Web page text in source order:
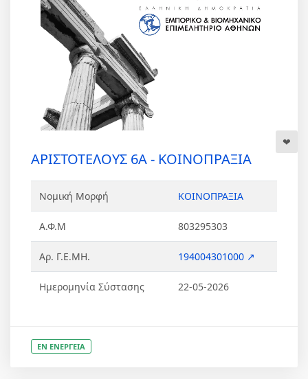
ΑΡΙΣΤΟΤΕΛΟΥΣ 6Α - ΚΟΙΝΟΠΡΑΞΙΑ
Νομική Μορφή ΚΟΙΝΟΠΡΑΞΙΑ
Α.Φ.Μ 803295303
Αρ. Γ.Ε.ΜΗ. 194004301000 ↗
Ημερομηνία Σύστασης 22-05-2026
ΕΝ ΕΝΕΡΓΕΙΑ